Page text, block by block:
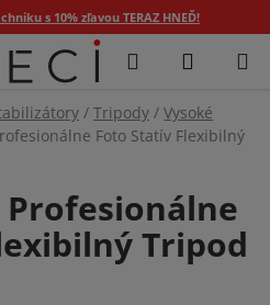
s 10% zľavou TERAZ HNEĎ!
Hľadať
/ Tripody / Vysoké
Foto Statív Flexibilný
Profesionálne
Tripod